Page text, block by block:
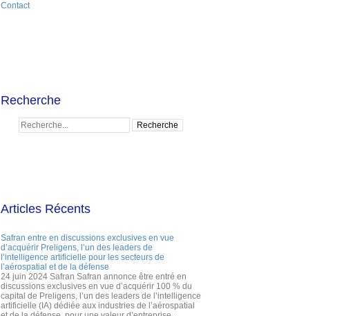
Contact
Recherche
Articles Récents
Safran entre en discussions exclusives en vue
d’acquérir Preligens, l’un des leaders de
l’intelligence artificielle pour les secteurs de
l’aérospatial et de la défense
24 juin 2024 Safran Safran annonce être entré en
discussions exclusives en vue d’acquérir 100 % du
capital de Preligens, l’un des leaders de l’intelligence
artificielle (IA) dédiée aux industries de l’aérospatial